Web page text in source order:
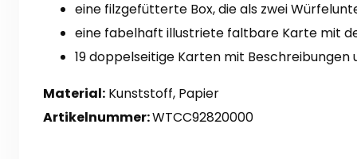
eine filzgefütterte Box, die als zwei
eine fabelhaft illustriete faltbare Karte mit
19 doppelseitige Karten mit
Material: Kunststoff, Papier
Artikelnummer:WTCC92820000